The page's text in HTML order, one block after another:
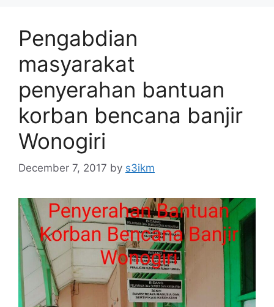
Pengabdian
masyarakat
penyerahan bantuan
korban bencana banjir
Wonogiri
December 7, 2017 by s3ikm